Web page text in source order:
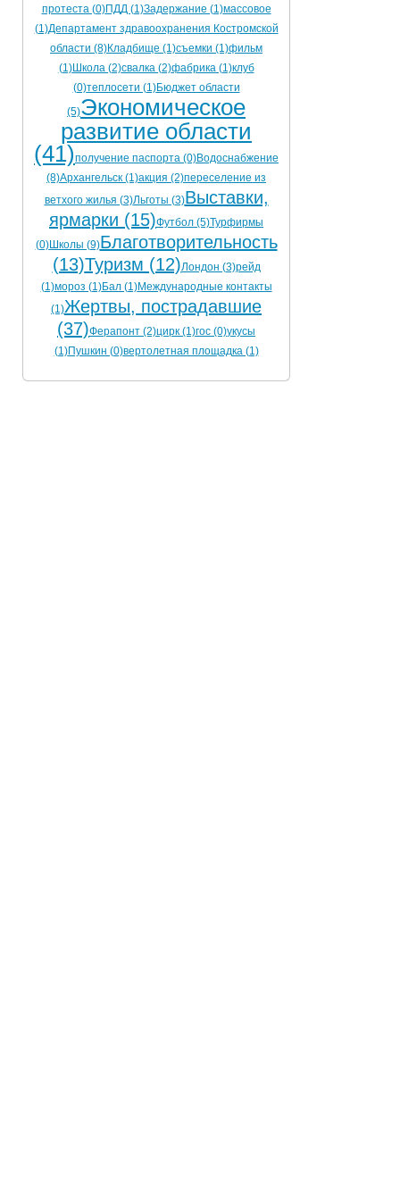
протеста (0)ПДД (1)Задержание (1)массовое
(1)Департамент здравоохранения Костромской
области (8)Кладбище (1)съемки (1)фильм
(1)Школа (2)свалка (2)фабрика (1)клуб
(0)теплосети (1)Бюджет области
(5)Экономическое
развитие области
(41)получение паспорта (0)Водоснабжение
(8)Архангельск (1)акция (2)переселение из
ветхого жилья (3)Льготы (3)Выставки,
ярмарки (15)Футбол (5)Турфирмы
(0)Школы (9)Благотворительность
(13)Туризм (12)Лондон (3)рейд
(1)мороз (1)Бал (1)Международные контакты
(1)Жертвы, пострадавшие
(37)Ферапонт (2)цирк (1)гос (0)укусы
(1)Пушкин (0)вертолетная площадка (1)